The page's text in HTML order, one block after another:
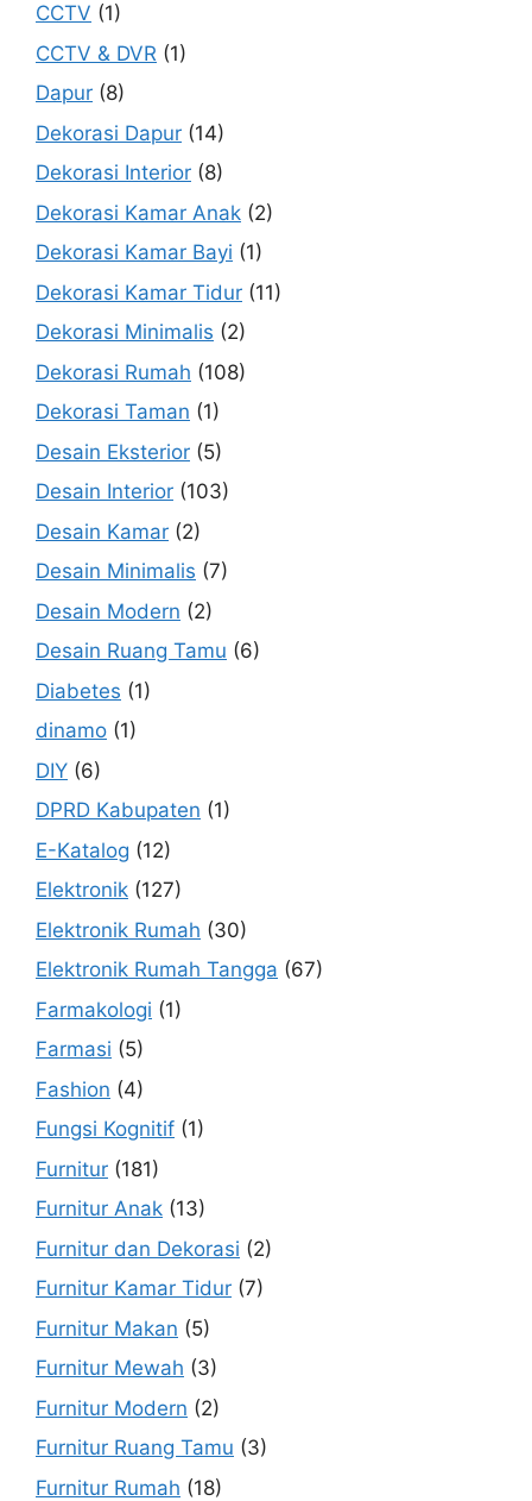
CCTV (1)
CCTV & DVR (1)
Dapur (8)
Dekorasi Dapur (14)
Dekorasi Interior (8)
Dekorasi Kamar Anak (2)
Dekorasi Kamar Bayi (1)
Dekorasi Kamar Tidur (11)
Dekorasi Minimalis (2)
Dekorasi Rumah (108)
Dekorasi Taman (1)
Desain Eksterior (5)
Desain Interior (103)
Desain Kamar (2)
Desain Minimalis (7)
Desain Modern (2)
Desain Ruang Tamu (6)
Diabetes (1)
dinamo (1)
DIY (6)
DPRD Kabupaten (1)
E-Katalog (12)
Elektronik (127)
Elektronik Rumah (30)
Elektronik Rumah Tangga (67)
Farmakologi (1)
Farmasi (5)
Fashion (4)
Fungsi Kognitif (1)
Furnitur (181)
Furnitur Anak (13)
Furnitur dan Dekorasi (2)
Furnitur Kamar Tidur (7)
Furnitur Makan (5)
Furnitur Mewah (3)
Furnitur Modern (2)
Furnitur Ruang Tamu (3)
Furnitur Rumah (18)